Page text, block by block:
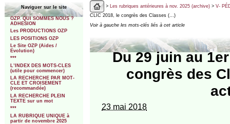
Naviguer sur le site
OZP. QUI SOMMES NOUS ?
ADHESION
Les PRODUCTIONS OZP
LES POSITIONS OZP
Le Site OZP (Aides /
Evolution)
***
L’INDEX DES MOTS-CLES
(utile pour commencer)
LA RECHERCHE PAR MOT-
CLE ET CROISEMENT
(recommandée)
LA RECHERCHE PLEIN
TEXTE sur un mot
***
LA RUBRIQUE UNIQUE à
partir de novembre 2025
> Les rubriques antérieures à nov. 2025 (archive)> V-
CLIC 2018, le congrès des Classes (…)
Voir à gauche les mots-clés liés à cet article
Du 29 juin au
congrès des
23 mai 2018